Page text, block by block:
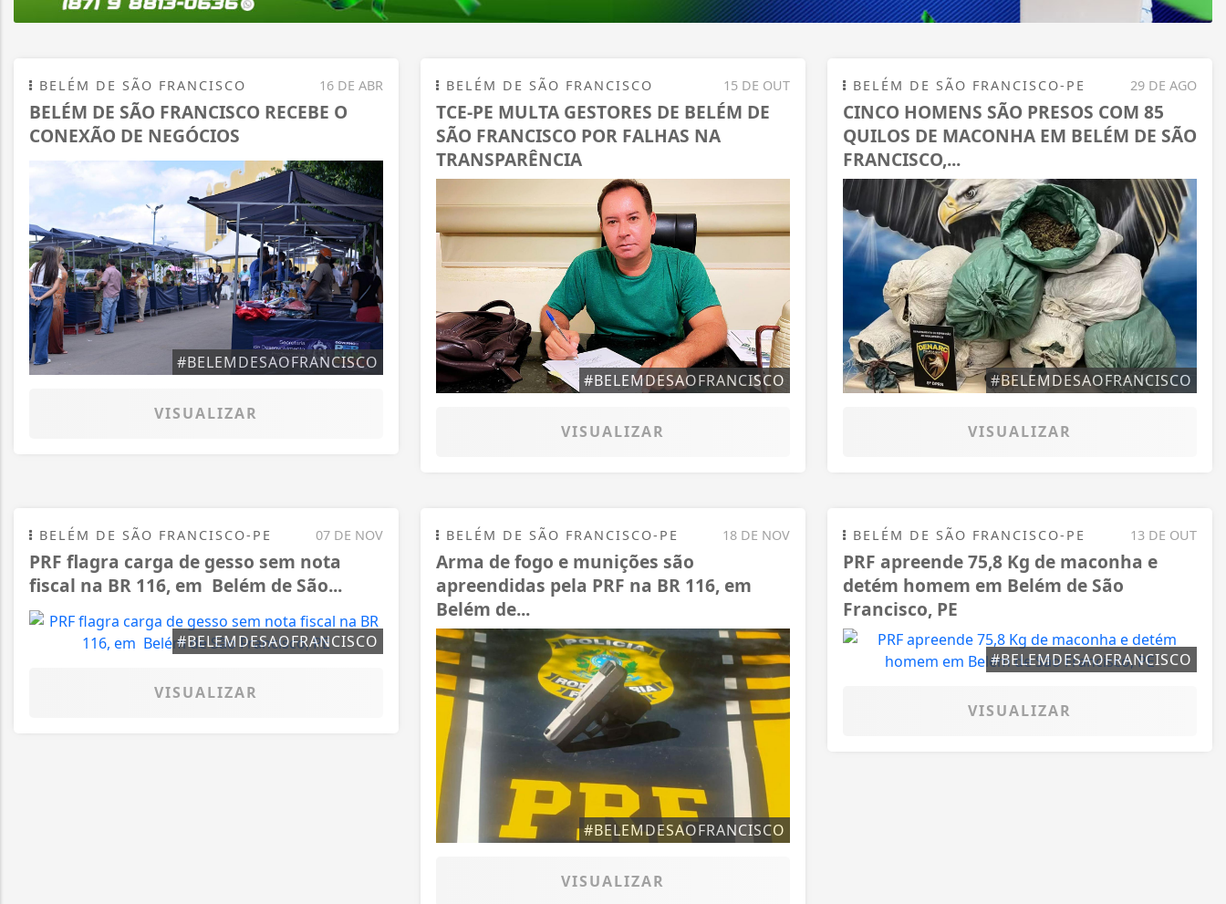
16 DE ABR
BELÉM DE SÃO FRANCISCO
BELÉM DE SÃO FRANCISCO RECEBE O
CONEXÃO DE NEGÓCIOS
#BELEMDESAOFRANCISCO
VISUALIZAR
15 DE OUT
BELÉM DE SÃO FRANCISCO
TCE-PE MULTA GESTORES DE BELÉM DE
SÃO FRANCISCO POR FALHAS NA
TRANSPARÊNCIA
#BELEMDESAOFRANCISCO
VISUALIZAR
29 DE AGO
BELÉM DE SÃO FRANCISCO-PE
CINCO HOMENS SÃO PRESOS COM 85
QUILOS DE MACONHA EM BELÉM DE SÃO
FRANCISCO,...
#BELEMDESAOFRANCISCO
VISUALIZAR
07 DE NOV
BELÉM DE SÃO FRANCISCO-PE
PRF flagra carga de gesso sem nota
fiscal na BR 116, em Belém de São...
#BELEMDESAOFRANCISCO
VISUALIZAR
18 DE NOV
BELÉM DE SÃO FRANCISCO-PE
Arma de fogo e munições são
apreendidas pela PRF na BR 116, em
Belém de...
#BELEMDESAOFRANCISCO
VISUALIZAR
13 DE OUT
BELÉM DE SÃO FRANCISCO-PE
PRF apreende 75,8 Kg de maconha e
detém homem em Belém de São
Francisco, PE
#BELEMDESAOFRANCISCO
VISUALIZAR